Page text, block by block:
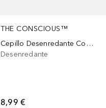
THE CONSCIOUS™
Cepillo Desenredante Compacto Biodegradable Canary Yellow
Desenredante
8,99 €